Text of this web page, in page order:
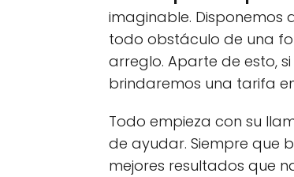
imaginable.
todo obstáculo de una
arreglo. Aparte de esto,
brindaremos una tarifa
Todo empieza con su
de ayudar. Siempre que
mejores resultados que